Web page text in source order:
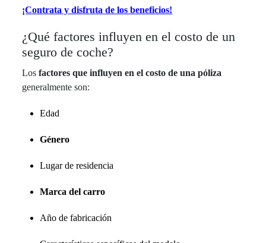
¡Contrata y disfruta de los beneficios!
¿Qué factores influyen en el costo de un
seguro de coche?
Los factores que influyen en el costo de una póliza
generalmente son:
Edad
Género
Lugar de residencia
Marca del carro
Año de fabricación